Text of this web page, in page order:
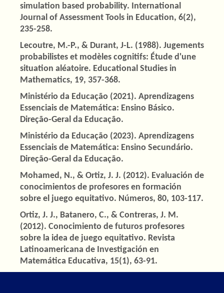
simulation based probability. International
Journal of Assessment Tools in Education, 6(2),
235-258.
Lecoutre, M.-P., & Durant, J-L. (1988). Jugements
probabilistes et modèles cognitifs: Étude d'une
situation aléatoire. Educational Studies in
Mathematics, 19, 357-368.
Ministério da Educação (2021). Aprendizagens
Essenciais de Matemática: Ensino Básico.
Direção-Geral da Educação.
Ministério da Educação (2023). Aprendizagens
Essenciais de Matemática: Ensino Secundário.
Direção-Geral da Educação.
Mohamed, N., & Ortiz, J. J. (2012). Evaluación de
conocimientos de profesores en formación
sobre el juego equitativo. Números, 80, 103-117.
Ortiz, J. J., Batanero, C., & Contreras, J. M.
(2012). Conocimiento de futuros profesores
sobre la idea de juego equitativo. Revista
Latinoamericana de Investigación en
Matemática Educativa, 15(1), 63-91.